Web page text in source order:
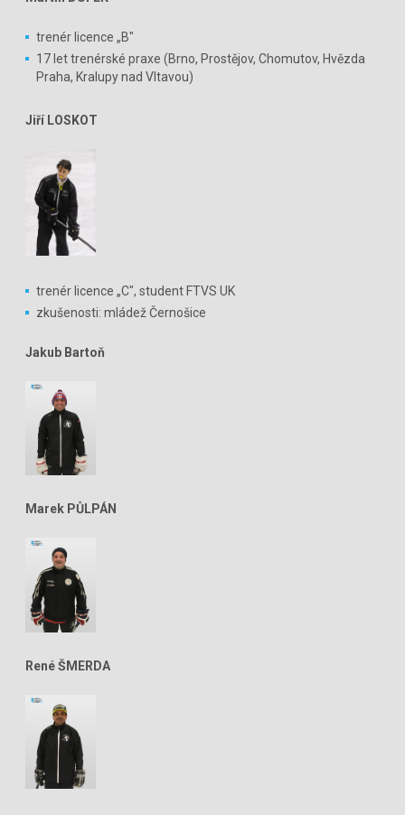
trenér licence „B"
17 let trenérské praxe (Brno, Prostějov, Chomutov, Hvězda
Praha, Kralupy nad Vltavou)
Jiří LOSKOT
trenér licence „C", student FTVS UK
zkušenosti: mládež Černošice
Jakub Bartoň
Marek PŮLPÁN
René ŠMERDA